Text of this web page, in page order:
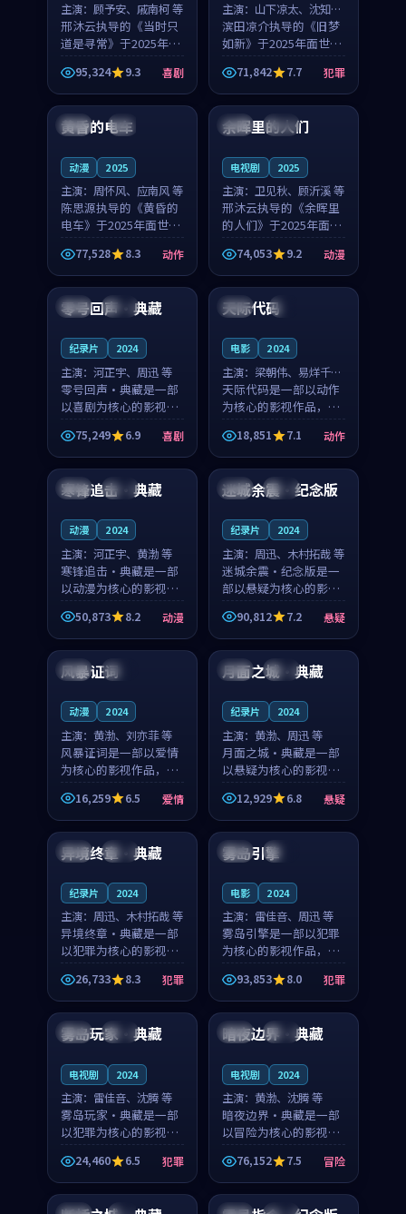
主演： 顾予安、戚南柯 等
邢沐云执导的《当时只
道是寻常》于2025年面
世，泰国的城市气质与
母女情深的人物心境共
同构筑了影片基调。顾
予安、戚南柯用细腻的
表演撑起整部喜剧电
95,324 9.3 喜剧
主演： 山下凉太、沈知韵
等
滨田凉介执导的《旧梦
如新》于2025年面世，
中国台湾的城市气质与
异国相遇的人物心境共
同构筑了影片基调。山
下凉太、沈知韵用细腻
的表演撑起整部犯罪
71,842 7.7 犯罪
日本 4K
黄昏的电车
动漫 2025
主演： 周怀风、应南风 等
陈思源执导的《黄昏的
电车》于2025年面世，
日本的城市气质与渔村
故事的人物心境共同构
筑了影片基调。周怀
风、应南风用细腻的表
演撑起整部动作电影，
77,528 8.3 动作
泰国 完结
余晖里的人们
电视剧 2025
主演： 卫见秋、顾沂溪 等
邢沐云执导的《余晖里
的人们》于2025年面
世，泰国的城市气质与
小镇生活的人物心境共
同构筑了影片基调。卫
见秋、顾沂溪用细腻的
表演撑起整部动漫电
74,053 9.2 动漫
日本 完结
零号回声·典藏
纪录片 2024
主演： 河正宇、周迅 等
零号回声·典藏是一部
以喜剧为核心的影视作
品，围绕危机、反转与
人物成长展开，整体节
奏紧凑，值得推荐观
看。
75,249 6.9 喜剧
中国 4K
天际代码
电影 2024
主演： 梁朝伟、易烊千玺
等
天际代码是一部以动作
为核心的影视作品，围
绕危机、反转与人物成
长展开，整体节奏紧
凑，值得推荐观看。
18,851 7.1 动作
美国 完结
寒锋追击·典藏
动漫 2024
主演： 河正宇、黄渤 等
寒锋追击·典藏是一部
以动漫为核心的影视作
品，围绕危机、反转与
人物成长展开，整体节
奏紧凑，值得推荐观
看。
50,873 8.2 动漫
中国 热播
迷城余震·纪念版
纪录片 2024
主演： 周迅、木村拓哉 等
迷城余震·纪念版是一
部以悬疑为核心的影视
作品，围绕危机、反转
与人物成长展开，整体
节奏紧凑，值得推荐观
看。
90,812 7.2 悬疑
韩国 完结
风暴证词
动漫 2024
主演： 黄渤、刘亦菲 等
风暴证词是一部以爱情
为核心的影视作品，围
绕危机、反转与人物成
长展开，整体节奏紧
凑，值得推荐观看。
16,259 6.5 爱情
泰国 高分
月面之城·典藏
纪录片 2024
主演： 黄渤、周迅 等
月面之城·典藏是一部
以悬疑为核心的影视作
品，围绕危机、反转与
人物成长展开，整体节
奏紧凑，值得推荐观
看。
12,929 6.8 悬疑
中国 高分
异境终章·典藏
纪录片 2024
主演： 周迅、木村拓哉 等
异境终章·典藏是一部
以犯罪为核心的影视作
品，围绕危机、反转与
人物成长展开，整体节
奏紧凑，值得推荐观
看。
26,733 8.3 犯罪
法国 独播
雾岛引擎
电影 2024
主演： 雷佳音、周迅 等
雾岛引擎是一部以犯罪
为核心的影视作品，围
绕危机、反转与人物成
长展开，整体节奏紧
凑，值得推荐观看。
93,853 8.0 犯罪
中国 高分
雾岛玩家·典藏
电视剧 2024
主演： 雷佳音、沈腾 等
雾岛玩家·典藏是一部
以犯罪为核心的影视作
品，围绕危机、反转与
人物成长展开，整体节
奏紧凑，值得推荐观
看。
24,460 6.5 犯罪
法国 独播
暗夜边界·典藏
电视剧 2024
主演： 黄渤、沈腾 等
暗夜边界·典藏是一部
以冒险为核心的影视作
品，围绕危机、反转与
人物成长展开，整体节
奏紧凑，值得推荐观
看。
76,152 7.5 冒险